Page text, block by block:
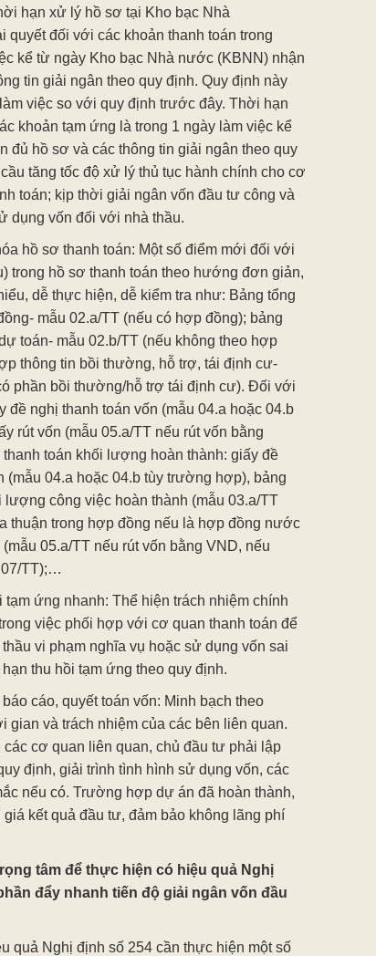
hạn xử lý hồ sơ tại Kho bạc Nhà
quyết đối với các khoản thanh toán trong
kể từ ngày Kho bạc Nhà nước (KBNN) nhận
tin giải ngân theo quy định. Quy định này
việc so với quy định trước đây. Thời hạn
khoản tạm ứng là trong 1 ngày làm việc kể
đủ hồ sơ và các thông tin giải ngân theo quy
tăng tốc độ xử lý thủ tục hành chính cho cơ
toán; kịp thời giải ngân vốn đầu tư công và
dụng vốn đối với nhà thầu.
hồ sơ thanh toán: Một số điểm mới đối với
trong hồ sơ thanh toán theo hướng đơn giản,
dễ thực hiện, dễ kiểm tra như: Bảng tổng
mẫu 02.a/TT (nếu có hợp đồng); bảng
toán- mẫu 02.b/TT (nếu không theo hợp
thông tin bồi thường, hỗ trợ, tái định cư-
phần bồi thường/hỗ trợ tái định cư). Đối với
đề nghị thanh toán vốn (mẫu 04.a hoặc 04.b
rút vốn (mẫu 05.a/TT nếu rút vốn bằng
toán khối lượng hoàn thành: giấy đề
(mẫu 04.a hoặc 04.b tùy trường hợp), bảng
lượng công việc hoàn thành (mẫu 03.a/TT
thuận trong hợp đồng nếu là hợp đồng nước
05.a/TT nếu rút vốn bằng VND, nếu
07/TT);…
ứng nhanh: Thể hiện trách nhiệm chính
việc phối hợp với cơ quan thanh toán để
vi phạm nghĩa vụ hoặc sử dụng vốn sai
thu hồi tạm ứng theo quy định.
cáo, quyết toán vốn: Minh bạch theo
gian và trách nhiệm của các bên liên quan.
các cơ quan liên quan, chủ đầu tư phải lập
định, giải trình tình hình sử dụng vốn, các
nếu có. Trường hợp dự án đã hoàn thành,
giá kết quả đầu tư, đảm bảo không lãng phí
tâm để thực hiện có hiệu quả Nghị
đẩy nhanh tiến độ giải ngân vốn đầu
quả Nghị định số 254 cần thực hiện một số